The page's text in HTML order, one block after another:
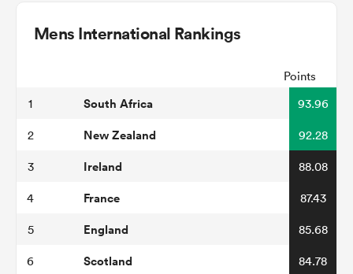
Mens International Rankings
Points
1
South Africa 93.96
2 New Zealand 92.28
3 Ireland 88.08
4 France 87.43
5 England 85.68
6 Scotland 84.78